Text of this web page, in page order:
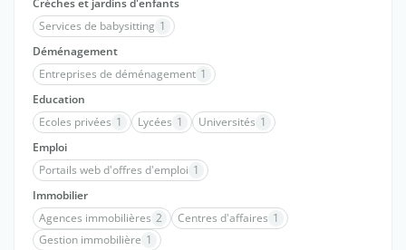
Crèches et jardins d'enfants
Services de babysitting 1
Déménagement
Entreprises de déménagement 1
Education
Ecoles privées 1 Lycées 1 Universités 1
Emploi
Portails web d'offres d'emploi 1
Immobilier
Agences immobilières 2 Centres d'affaires 1
Gestion immobilière 1